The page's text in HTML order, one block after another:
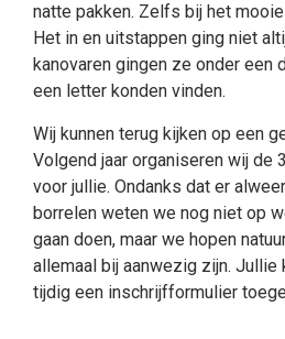
natte pakken. Zelfs bij het
Het in en uitstappen ging niet
kanovaren gingen ze onder een
een letter konden vinden.
Wij kunnen terug kijken op een
Volgend jaar organiseren wij de
voor jullie. Ondanks dat er
borrelen weten we nog niet op
gaan doen, maar we hopen
allemaal bij aanwezig zijn. Jullie
tijdig een inschrijfformulier